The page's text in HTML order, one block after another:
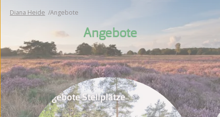
Diana Heide Angebote
Angebote
Angebote Stellplätze